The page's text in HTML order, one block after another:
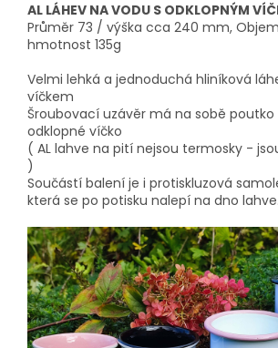
AL LÁHEV NA VODU S ODKLOPNÝM
Průměr 73 / výška cca 240 mm,
hmotnost 135g
Velmi lehká a jednoduchá hliníková
víčkem
Šroubovací uzávěr má na sobě poutko
odklopné víčko
( AL lahve na pití nejsou termosky -
)
Součástí balení je i protiskluzová
která se po potisku nalepí na dno lahve.